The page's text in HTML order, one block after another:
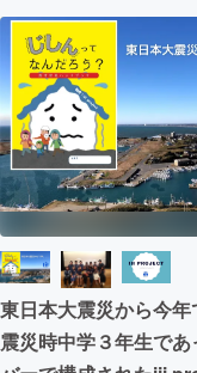
アート・
テクノロ
映像・映
ビジネス
まちづく
東日本大震災から今年
震災時中学３年生で